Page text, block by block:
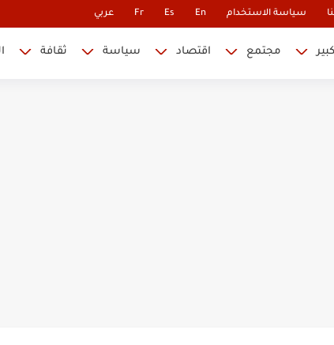
سياسة الاستخدام En
Es
Fr عربي
مجتمع اقتصاد سياسة ثقافة